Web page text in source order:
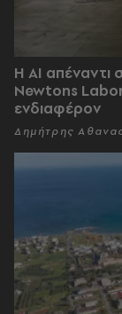
Η AI απέναντι
Newtons
ενδιαφέρον
Δημήτρης